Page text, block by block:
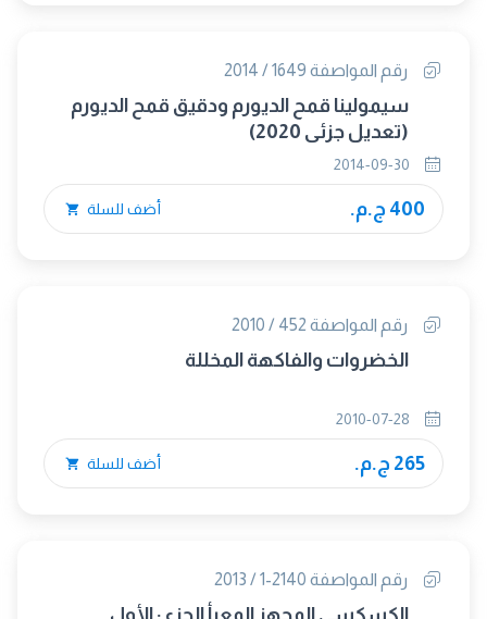
رقم المواصفة 1649 / 2014
سيمولينا قمح الديورم ودقيق قمح الديورم
(تعديل جزئى 2020)
400 ج.م. أضف للسلة
رقم المواصفة 452 / 2010
الخضروات والفاكهة المخللة
265 ج.م. أضف للسلة
رقم المواصفة 2140-1 / 2013
الكسكسى المجهز المعبأ الجزء : الأول